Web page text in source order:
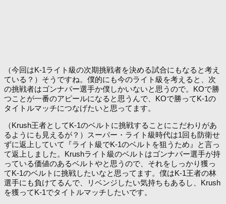
（今回はK-1ライト級の次期挑戦者を決める試合にもなると考え
ている？）そうですね。僕的にも今のライト級を考えると、次
の挑戦者はゴンナパー選手か僕しかいないと思うので。KOで勝
つことが一番のアピールになると思うんで、KOで勝ってK-1の
タイトルマッチにつなげたいと思ってます。
（Krush王者としてK-1のベルトに挑戦することにこだわりがあ
るようにも見えるが？）スーパー・ライト級時代は1回も防衛せ
ずに返上していて『ライト級でK-1のベルトを狙うため』と言っ
て返上しました。Krushライト級のベルトはゴンナパー選手が持
っている価値のあるベルトやと思うので、それをしっかり獲っ
てK-1のベルトに挑戦したいなと思ってます。僕はK-1王者の林
選手にも負けてるんで、リベンジしたい気持ちもあるし、Krush
を獲ってK-1でタイトルマッチしたいです。